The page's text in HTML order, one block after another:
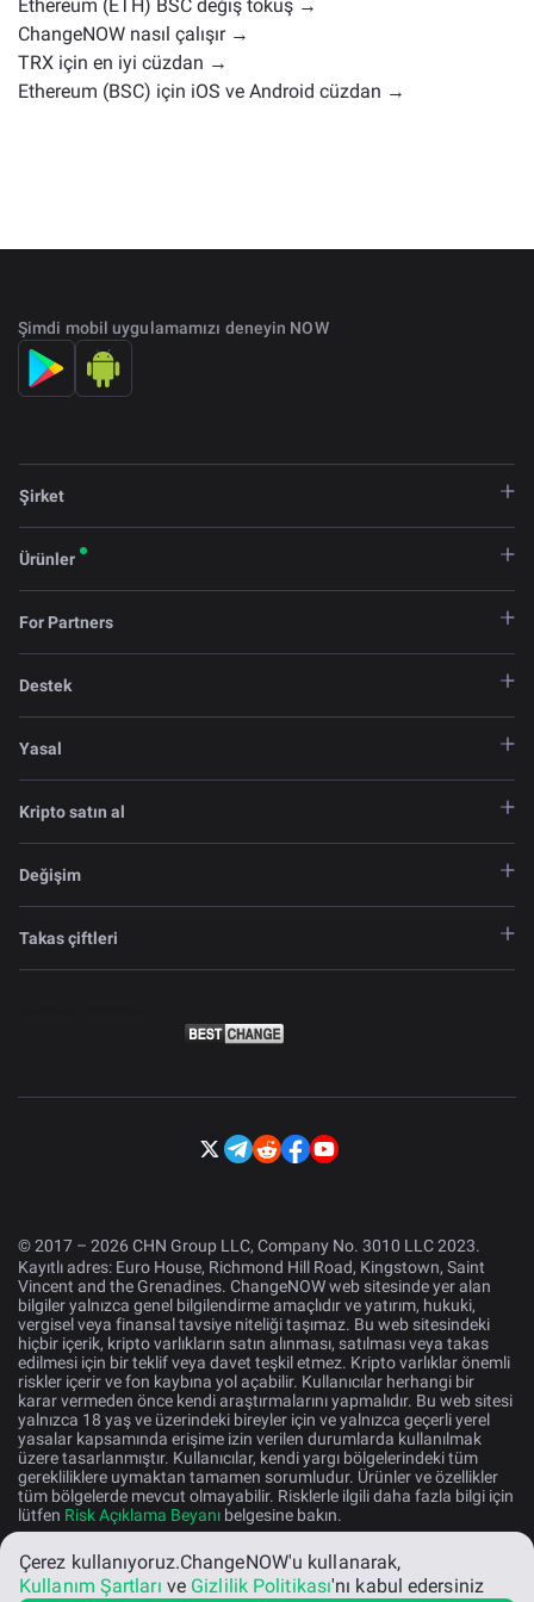
Ethereum (ETH) BSC değiş tokuş →
ChangeNOW nasıl çalışır →
TRX için en iyi cüzdan →
Ethereum (BSC) için iOS ve Android cüzdan →
Şimdi mobil uygulamamızı deneyin NOW
Şirket
Ürünler
For Partners
Destek
Yasal
Kripto satın al
Değişim
Takas çiftleri
© 2017 – 2026 CHN Group LLC, Company No. 3010 LLC 2023.
Kayıtlı adres: Euro House, Richmond Hill Road, Kingstown, Saint
Vincent and the Grenadines. ChangeNOW web sitesinde yer alan
bilgiler yalnızca genel bilgilendirme amaçlıdır ve yatırım, hukuki,
vergisel veya finansal tavsiye niteliği taşımaz. Bu web sitesindeki
hiçbir içerik, kripto varlıkların satın alınması, satılması veya takas
edilmesi için bir teklif veya davet teşkil etmez. Kripto varlıklar önemli
riskler içerir ve fon kaybına yol açabilir. Kullanıcılar herhangi bir
karar vermeden önce kendi araştırmalarını yapmalıdır. Bu web sitesi
yalnızca 18 yaş ve üzerindeki bireyler için ve yalnızca geçerli yerel
yasalar kapsamında erişime izin verilen durumlarda kullanılmak
üzere tasarlanmıştır. Kullanıcılar, kendi yargı bölgelerindeki tüm
gerekliliklere uymaktan tamamen sorumludur. Ürünler ve özellikler
tüm bölgelerde mevcut olmayabilir. Risklerle ilgili daha fazla bilgi için
lütfen Risk Açıklama Beyanı belgesine bakın.
Türk
Çerez kullanıyoruz.ChangeNOW'u kullanarak,
Kullanım Şartları ve Gizlilik Politikası'nı kabul edersiniz